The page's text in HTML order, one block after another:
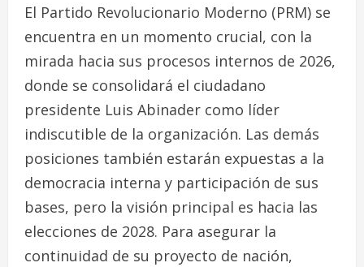
El Partido Revolucionario Moderno (PRM) se
encuentra en un momento crucial, con la
mirada hacia sus procesos internos de 2026,
donde se consolidará el ciudadano
presidente Luis Abinader como líder
indiscutible de la organización. Las demás
posiciones también estarán expuestas a la
democracia interna y participación de sus
bases, pero la visión principal es hacia las
elecciones de 2028. Para asegurar la
continuidad de su proyecto de nación,